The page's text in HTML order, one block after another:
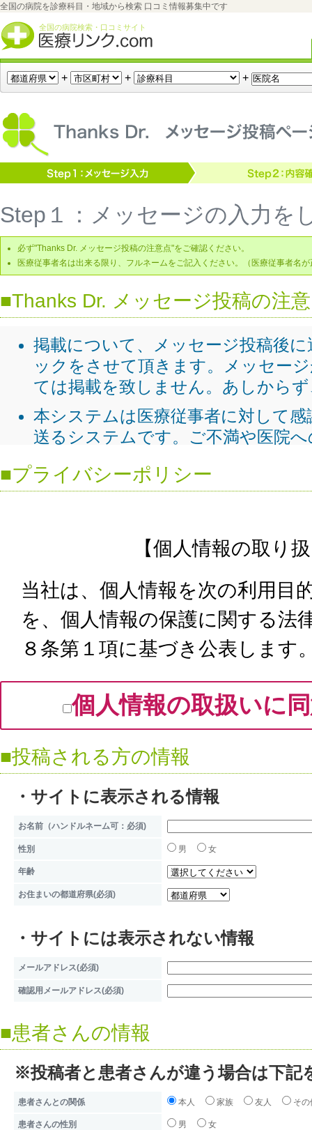
全国の病院を診療科目・地域から検索 口コミ情報募集中です
全国の病院検索・口コミサイト
+ + +
Thanks Dr.（サンクスドクター）メッセージ送信ページ
Step１：メッセージの入力を
必ず"Thanks Dr. メッセージ投稿の注意点"をご確認ください。
医療従事者名は出来る限り、フルネームをご記入ください。（医療従事者名
■Thanks Dr. メッセージ投稿の注
■プライバシーポリシー
【個人情報の取り
当社は、個人情報を次の利用目
を、個人情報の保護に関する法
８条第１項に基づき公表します
利用目的について
当サイトから取得した個人情
ビス、および当サイト運営のた
サイトの運営のために、ユーザ
などを取得することがあります
のサービス改善の目的にのみ使
当サイトより取得される個人情
す。
2）クッキー情報
3）アクセスユーザーのサーバ
4）アクセスユーザーのブラウ
※クッキーとは、Webサイトか
ーザーのコンピュータに期限
み、ユーザーがWebサイトを
などを記録、ユーザーを識別す
個人情報の取扱いに
■投稿される方の情報
・サイトに表示される情報
お名前（ハンドルネーム可：必須)
性別 男 女
年齢
お住まいの都道府県(必須)
・サイトには表示されない情報
メールアドレス(必須)
確認用メールアドレス(必須)
■患者さんの情報
※投稿者と患者さんが違う場合は下記
患者さんとの関係 本人 家族 友人 その
患者さんの性別 男 女